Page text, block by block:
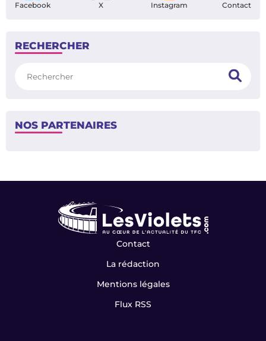
Facebook X Instagram Contact
RECHERCHER
NOS PARTENAIRES
Contact
La rédaction
Mentions légales
Flux RSS